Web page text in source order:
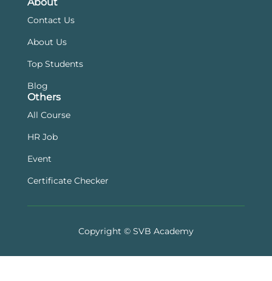
Contact Us
About Us
Top Students
Blog
Others
All Course
HR Job
Event
Certificate Checker
Copyright © SVB Academy